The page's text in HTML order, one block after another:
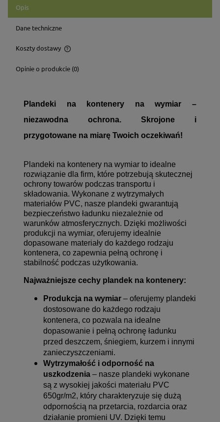
Opis
Dane techniczne
Koszty dostawy
Cena nie zawiera ewentualnych kosztów płatności
Opinie o produkcie (0)
Plandeki na kontenery na wymiar –
niezawodna ochrona. Skrojone i
przygotowane na miarę Twoich oczekiwań!
Plandeki na kontenery na wymiar to idealne
rozwiązanie dla firm, które potrzebują skutecznej
ochrony towarów podczas transportu i
składowania. Wykonane z wytrzymałych
materiałów PVC, nasze plandeki gwarantują
bezpieczeństwo ładunku niezależnie od
warunków atmosferycznych. Dzięki możliwości
produkcji na wymiar, oferujemy idealnie
dopasowane materiały do każdego rodzaju
kontenera, co zapewnia pełną ochronę i
stabilność podczas użytkowania.
Najważniejsze cechy plandek na kontenery:
Produkcja na wymiar – oferujemy plandeki
dostosowane do każdego rodzaju
kontenera, co pozwala na idealne
dopasowanie i pełną ochronę ładunku
przed deszczem, śniegiem, kurzem i innymi
zanieczyszczeniami.
Wytrzymałość i odporność na
uszkodzenia – nasze plandeki wykonane
są z wysokiej jakości materiału PVC
650gr/m2, który charakteryzuje się dużą
odpornością na przetarcia, rozdarcia oraz
działanie promieni UV. Dzięki temu